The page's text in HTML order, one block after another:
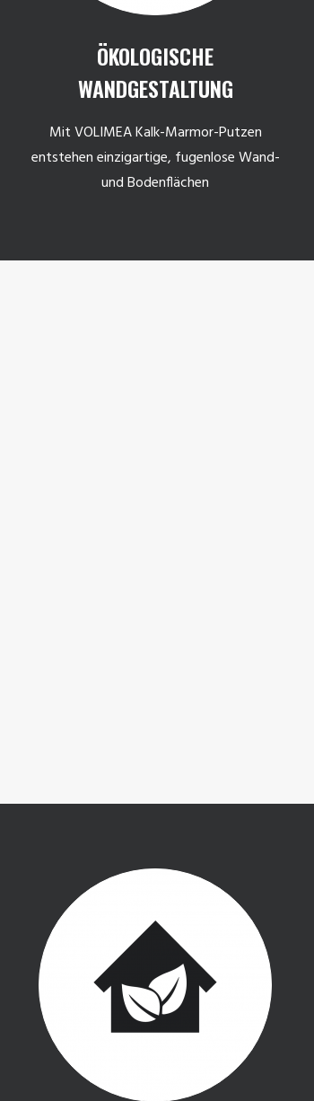
ÖKOLOGISCHE
WANDGESTALTUNG
Mit VOLIMEA Kalk-Marmor-Putzen
entstehen einzigartige, fugenlose Wand-
und Bodenflächen